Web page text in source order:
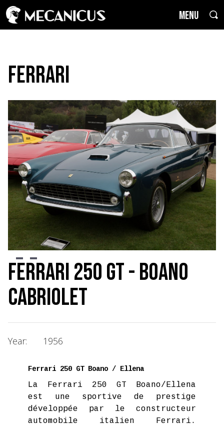
MENU
Ferrari
Ferrari 250 GT - Boano
Cabriolet
Year: 1956
Ferrari 250 GT Boano / Ellena
La Ferrari 250 GT Boano/Ellena
est une sportive de prestige
développée par le constructeur
automobile italien Ferrari.